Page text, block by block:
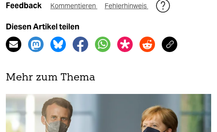
Feedback Kommentieren Fehlerhinweis
Diesen Artikel teilen
Mehr zum Thema